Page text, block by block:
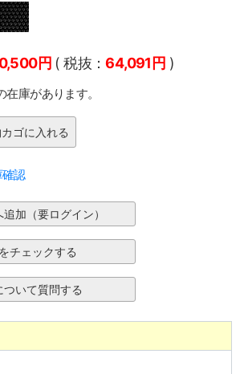
円 ( 税抜：64,091円 )
在庫があります。
認